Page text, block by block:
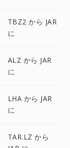
TBZ2 から JAR
に
ALZ から JAR
に
LHA から JAR
に
TAR.LZ から